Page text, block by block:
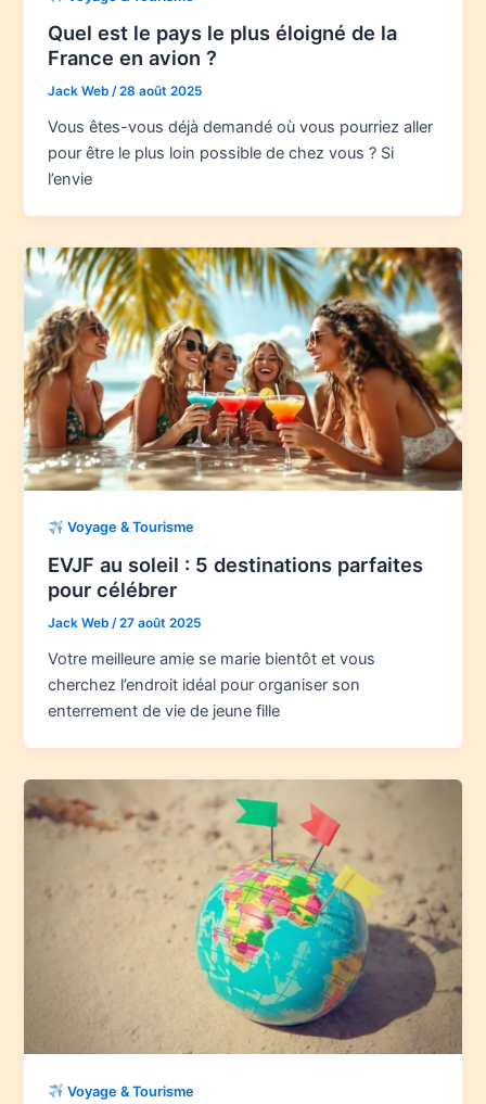
Quel est le pays le plus éloigné de la
France en avion ?
Jack Web/28 août 2025
Vous êtes-vous déjà demandé où vous pourriez aller
pour être le plus loin possible de chez vous ? Si
l’envie
Voyage & Tourisme
EVJF au soleil : 5 destinations parfaites
pour célébrer
Jack Web/27 août 2025
Votre meilleure amie se marie bientôt et vous
cherchez l’endroit idéal pour organiser son
enterrement de vie de jeune fille
Voyage & Tourisme